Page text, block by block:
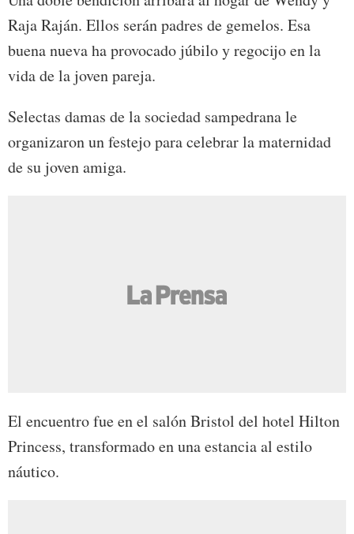
Raja Raján. Ellos serán padres de gemelos. Esa
buena nueva ha provocado júbilo y regocijo en la
vida de la joven pareja.
Selectas damas de la sociedad sampedrana le
organizaron un festejo para celebrar la maternidad
de su joven amiga.
El encuentro fue en el salón Bristol del hotel Hilton
Princess, transformado en una estancia al estilo
náutico.